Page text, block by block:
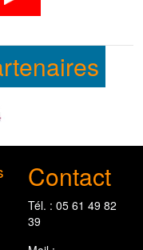
Contact
Tél. : 05 61 49 82
39